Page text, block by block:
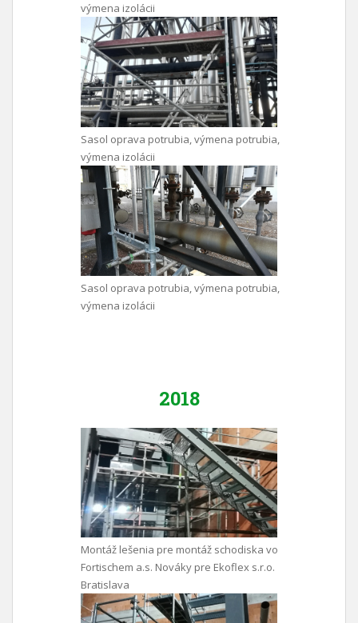
výmena izolácii
Sasol oprava potrubia, výmena potrubia,
výmena izolácii
Sasol oprava potrubia, výmena potrubia,
výmena izolácii
2018
Montáž lešenia pre montáž schodiska vo
Fortischem a.s. Nováky pre Ekoflex s.r.o.
Bratislava